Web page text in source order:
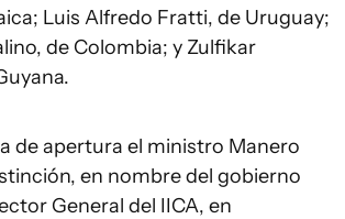
Luis Alfredo Fratti, de Uruguay;
de Colombia; y Zulfikar
de apertura el ministro Manero
en nombre del gobierno
General del IICA, en